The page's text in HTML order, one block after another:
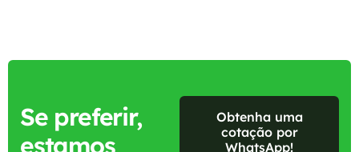
Se preferir,
estamos
Obtenha uma
cotação por
WhatsApp!